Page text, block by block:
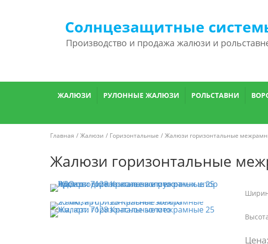
Солнцезащитные
Производство и продажа жалюзи и
ЖАЛЮЗИ РУЛОННЫЕ ЖАЛЮЗИ РОЛЬСТАВНИ
Главная Жалюзи Горизонтальные Жалюзи горизонтальные
Жалюзи горизонтальные
Цена: